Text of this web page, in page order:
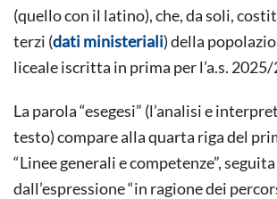
(quello con il latino), che, da soli,
terzi (dati ministeriali) della
liceale iscritta in prima per l’a.s. 2025/
La parola “esegesi” (l’analisi e
testo) compare alla quarta riga del
“Linee generali e competenze”,
dall’espressione “in ragione dei